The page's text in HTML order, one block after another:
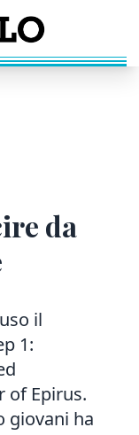
da
il
1:
of Epirus.
giovani ha